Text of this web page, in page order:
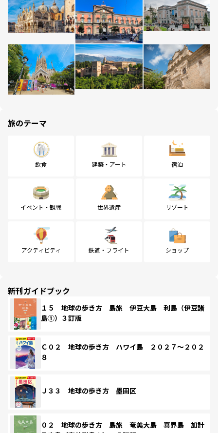
旅のテーマ
飲食 建築・アート 宿泊
イベント・観戦 世界遺産 リゾート
アクティビティ 鉄道・フライト ショップ
新刊ガイドブック
１５ 地球の歩き方 島旅 伊豆大島 利島（伊豆諸
島①）３訂版
Ｃ０２ 地球の歩き方 ハワイ島 ２０２７～２０２
８
Ｊ３３ 地球の歩き方 墨田区
０２ 地球の歩き方 島旅 奄美大島 喜界島 加計